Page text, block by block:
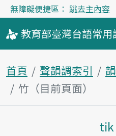
無障礙便捷區： 跳去主內容
教育部臺灣台語常用
首頁 聲韻調索引
竹（目前頁面）
tik